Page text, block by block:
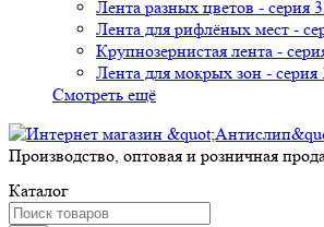
Лента разных цветов - серия
Лента для рифлёных мест -
Крупнозернистая лента -
Лента для мокрых зон - серия
Смотреть ещё
Производство, оптовая и розничная
Каталог